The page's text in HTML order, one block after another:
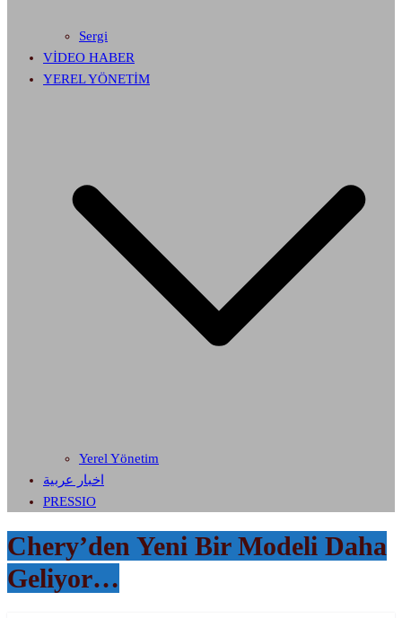
Sergi
VİDEO HABER
YEREL YÖNETİM
Yerel Yönetim
اخبار عربية
PRESSIO
Chery’den Yeni Bir Modeli Daha
Geliyor…